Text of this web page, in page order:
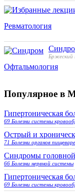
Ревматология
Бржеский
Офтальмология
Популярное в
Гипертоническая
69 Болезни системы
Острый и
71 Болезни органов
Синдромы головной
66 Болезни нервной системы
Гипертоническая
69 Болезни системы